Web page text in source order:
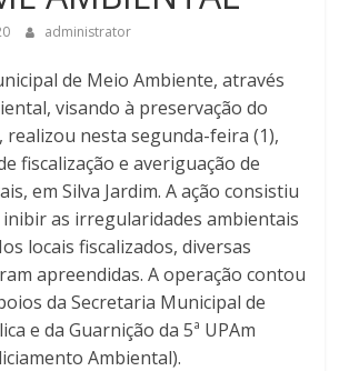
administrator
de Meio Ambiente, através
visando à preservação do
realizou nesta segunda-feira (1),
fiscalização e averiguação de
em Silva Jardim. A ação consistiu
as irregularidades ambientais
locais fiscalizados, diversas
apreendidas. A operação contou
da Secretaria Municipal de
e da Guarnição da 5ª UPAm
Ambiental).